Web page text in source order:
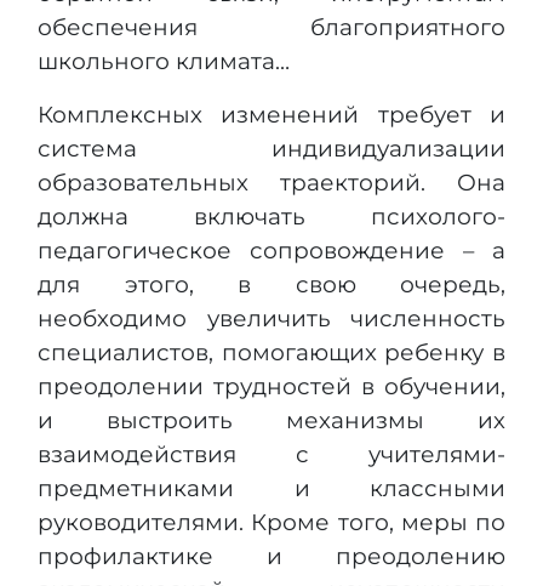
обеспечения благоприятного
школьного климата…
Комплексных изменений требует и
система индивидуализации
образовательных траекторий. Она
должна включать психолого-
педагогическое сопровождение – а
для этого, в свою очередь,
необходимо увеличить численность
специалистов, помогающих ребенку в
преодолении трудностей в обучении,
и выстроить механизмы их
взаимодействия с учителями-
предметниками и классными
руководителями. Кроме того, меры по
профилактике и преодолению